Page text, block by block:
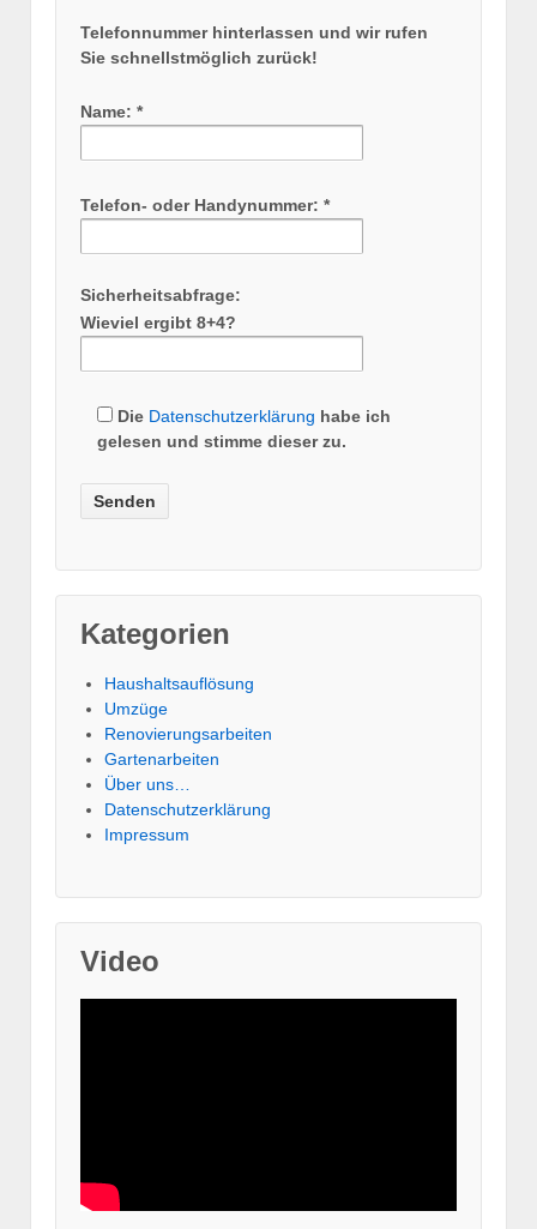
Telefonnummer hinterlassen und wir rufen
Sie schnellstmöglich zurück!
Name: *
Telefon- oder Handynummer: *
Sicherheitsabfrage:
Wieviel ergibt 8+4?
Die Datenschutzerklärung habe ich
gelesen und stimme dieser zu.
Kategorien
Haushaltsauflösung
Umzüge
Renovierungsarbeiten
Gartenarbeiten
Über uns…
Datenschutzerklärung
Impressum
Video